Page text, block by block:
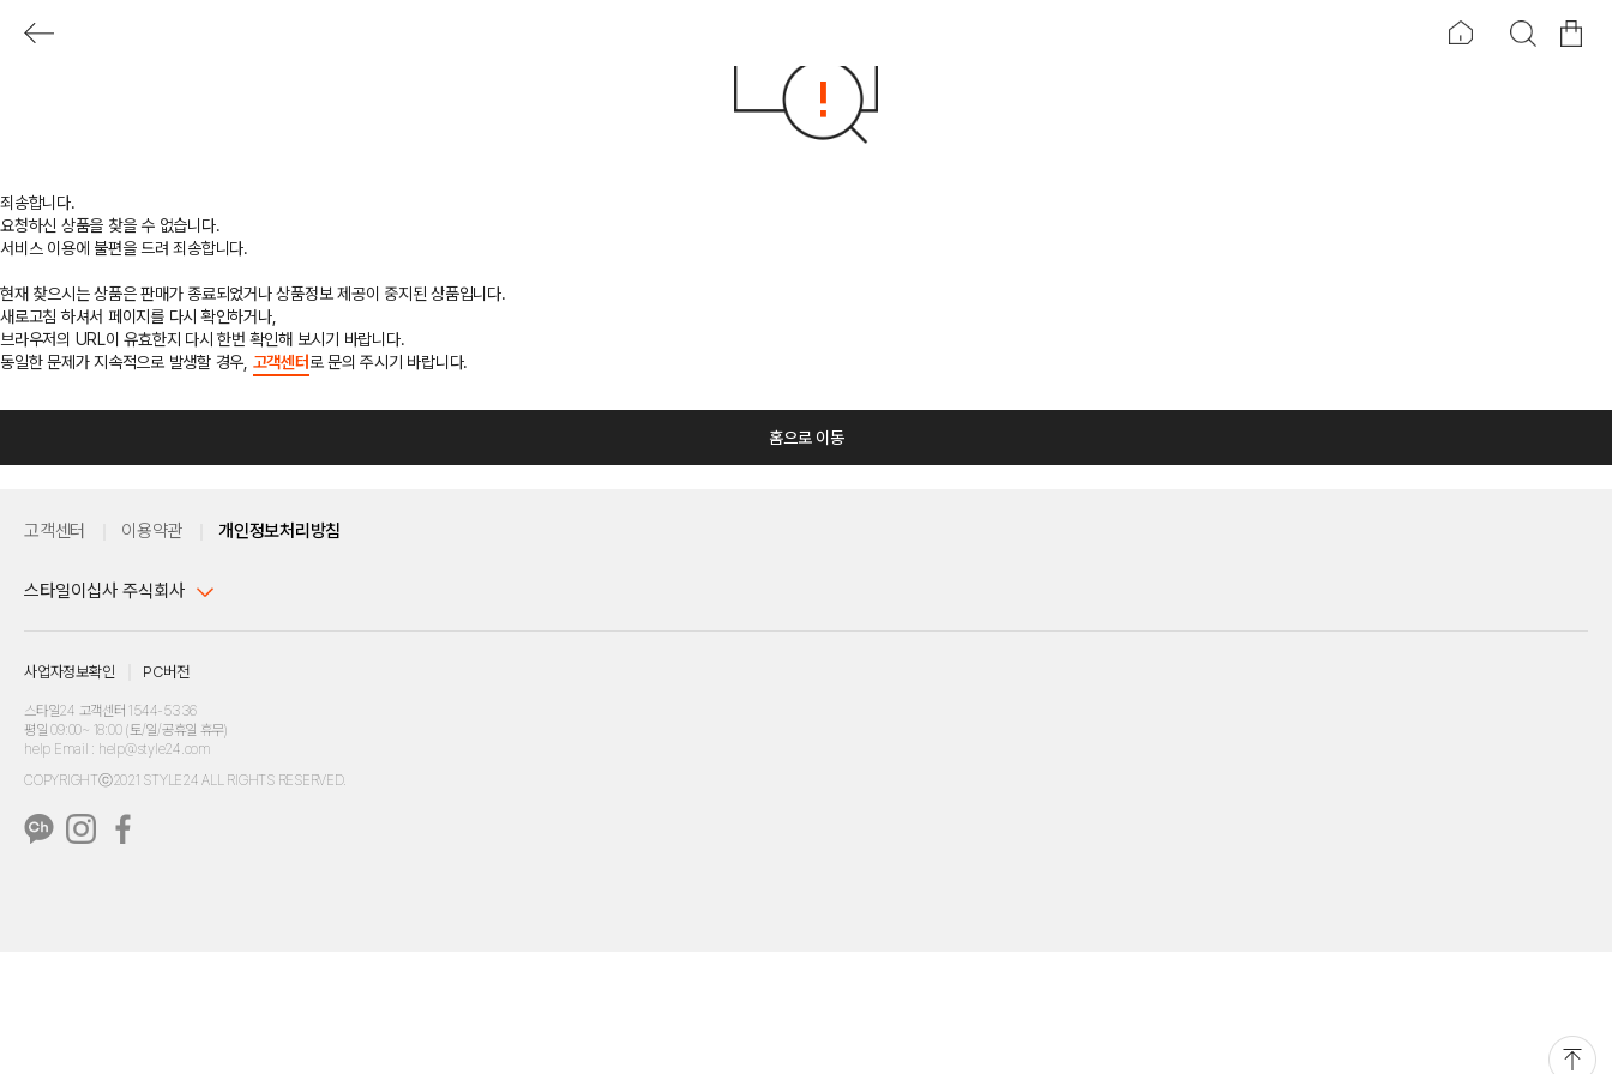
죄송합니다.
요청하신 상품을 찾을 수 없습니다.
서비스 이용에 불편을 드려 죄송합니다.
현재 찾으시는 상품은 판매가 종료되었거나 상품정보 제공이 중지된 상품입니다.
새로고침 하셔서 페이지를 다시 확인하거나,
브라우저의 URL이 유효한지 다시 한번 확인해 보시기 바랍니다.
동일한 문제가 지속적으로 발생할 경우, 고객센터로 문의 주시기 바랍니다.
홈으로 이동
고객센터 이용약관 개인정보처리방침
스타일이십사 주식회사
주소 : 서울시 강남구 논현로 633, 6층 (논현동, 한세엠케이빌딩)
사업자등록번호 : 116-81-32499
통신판매업신고번호 : 제 2024-서울강남-04239
개인정보보호책임자 : 배기영
고객센터 1544-5336(평일 09:00~ 18:00 토/일/공휴일 휴무)
사업자정보확인 PC버전
스타일24 고객센터 1544-5336
평일 09:00~ 18:00 (토/일/공휴일 휴무)
help Email : help@style24.com
COPYRIGHTⓒ2021 STYLE24 ALL RIGHTS RESERVED.